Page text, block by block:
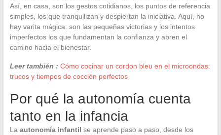
Así, en casa, son los gestos cotidianos, los puntos de referencia
simples, los que tranquilizan y despiertan la iniciativa. Aquí, no
hay varita mágica: son las pequeñas victorias y los intentos
imperfectos los que fundamentan la confianza y abren el
camino hacia el bienestar.
Leer también : Cómo cocinar un cordon bleu en el microondas:
trucos y tiempos de cocción perfectos
Por qué la autonomía cuenta
tanto en la infancia
La autonomía infantil se aprende paso a paso, desde los